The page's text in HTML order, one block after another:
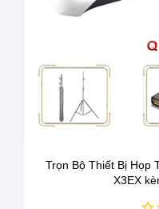
bên dưới)
Trọn Bộ Thiết Bị Họp
X3EX